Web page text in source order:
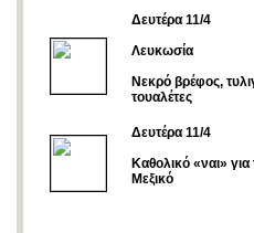
Δευτέρα 11/4
Λευκωσία
Νεκρό βρέφος,
τουαλέτες
Δευτέρα 11/4
Καθολικό «ναι»
Μεξικό